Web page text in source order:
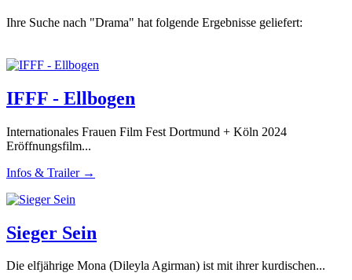
Ihre Suche nach "Drama" hat folgende Ergebnisse geliefert:
IFFF - Ellbogen
Internationales Frauen Film Fest Dortmund + Köln 2024
Eröffnungsfilm...
Infos & Trailer →
Sieger Sein
Die elfjährige Mona (Dileyla Agirman) ist mit ihrer kurdischen...